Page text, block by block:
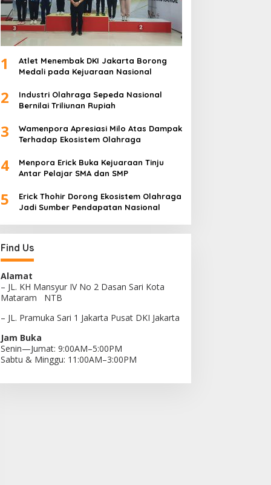
1
Atlet Menembak DKI Jakarta Borong
Medali pada Kejuaraan Nasional
2
Industri Olahraga Sepeda Nasional
Bernilai Triliunan Rupiah
3
Wamenpora Apresiasi Milo Atas Dampak
Terhadap Ekosistem Olahraga
4
Menpora Erick Buka Kejuaraan Tinju
Antar Pelajar SMA dan SMP
5
Erick Thohir Dorong Ekosistem Olahraga
Jadi Sumber Pendapatan Nasional
Find Us
Alamat
– JL. KH Mansyur IV No 2 Dasan Sari Kota
Mataram NTB
– JL. Pramuka Sari 1 Jakarta Pusat DKI Jakarta
Jam Buka
Senin—Jumat: 9:00AM–5:00PM
Sabtu & Minggu: 11:00AM–3:00PM